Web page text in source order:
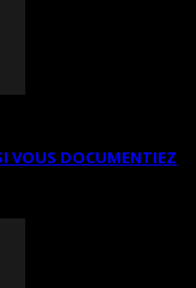
VOUS DOCUMENTIEZ